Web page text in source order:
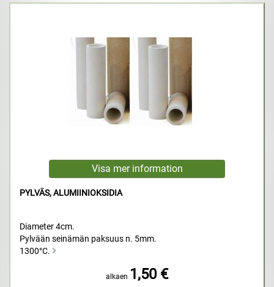
PYLVÄS, ALUMIINIOKSIDIA
Diameter 4cm.
Pylvään seinämän paksuus n. 5mm.
1300°C.
alkaen 1,50 €